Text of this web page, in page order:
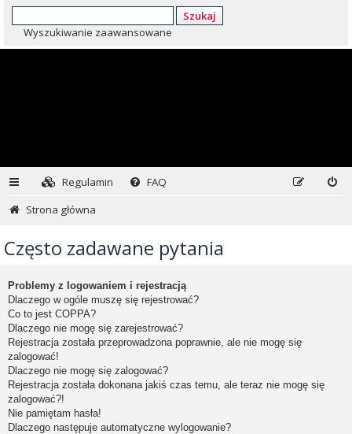
Szukaj
Wyszukiwanie zaawansowane
Regulamin
FAQ
Strona główna
Często zadawane pytania
Problemy z logowaniem i rejestracją
Dlaczego w ogóle muszę się rejestrować?
Co to jest COPPA?
Dlaczego nie mogę się zarejestrować?
Rejestracja została przeprowadzona poprawnie, ale nie mogę się
zalogować!
Dlaczego nie mogę się zalogować?
Rejestracja została dokonana jakiś czas temu, ale teraz nie mogę się
zalogować?!
Nie pamiętam hasła!
Dlaczego następuje automatyczne wylogowanie?